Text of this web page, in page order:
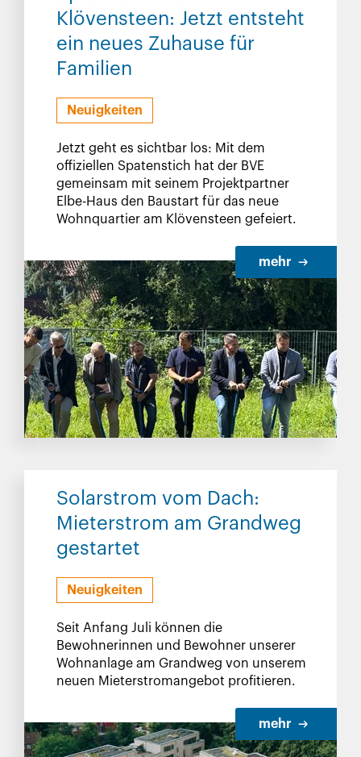
Klövensteen: Jetzt entsteht
ein neues Zuhause für
Familien
Neuigkeiten
Jetzt geht es sichtbar los: Mit dem
offiziellen Spatenstich hat der BVE
gemeinsam mit seinem Projektpartner
Elbe-Haus den Baustart für das neue
Wohnquartier am Klövensteen gefeiert.
mehr
Solarstrom vom Dach:
Mieterstrom am Grandweg
gestartet
Neuigkeiten
Seit Anfang Juli können die
Bewohnerinnen und Bewohner unserer
Wohnanlage am Grandweg von unserem
neuen Mieterstromangebot profitieren.
mehr